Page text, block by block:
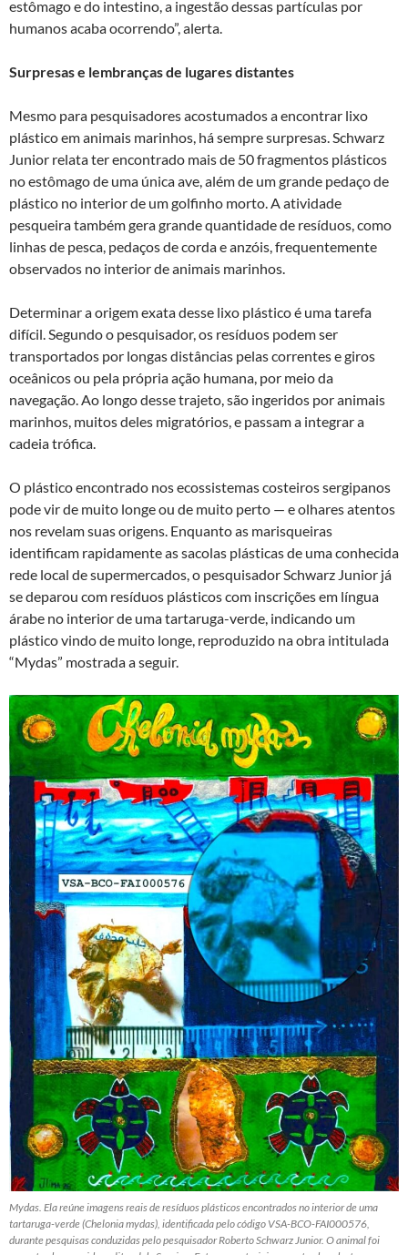
estômago e do intestino, a ingestão dessas partículas por
humanos acaba ocorrendo”, alerta.
Surpresas e lembranças de lugares distantes
Mesmo para pesquisadores acostumados a encontrar lixo
plástico em animais marinhos, há sempre surpresas. Schwarz
Junior relata ter encontrado mais de 50 fragmentos plásticos
no estômago de uma única ave, além de um grande pedaço de
plástico no interior de um golfinho morto. A atividade
pesqueira também gera grande quantidade de resíduos, como
linhas de pesca, pedaços de corda e anzóis, frequentemente
observados no interior de animais marinhos.
Determinar a origem exata desse lixo plástico é uma tarefa
difícil. Segundo o pesquisador, os resíduos podem ser
transportados por longas distâncias pelas correntes e giros
oceânicos ou pela própria ação humana, por meio da
navegação. Ao longo desse trajeto, são ingeridos por animais
marinhos, muitos deles migratórios, e passam a integrar a
cadeia trófica.
O plástico encontrado nos ecossistemas costeiros sergipanos
pode vir de muito longe ou de muito perto — e olhares atentos
nos revelam suas origens. Enquanto as marisqueiras
identificam rapidamente as sacolas plásticas de uma conhecida
rede local de supermercados, o pesquisador Schwarz Junior já
se deparou com resíduos plásticos com inscrições em língua
árabe no interior de uma tartaruga-verde, indicando um
plástico vindo de muito longe, reproduzido na obra intitulada
“Mydas” mostrada a seguir.
Mydas. Ela reúne imagens reais de resíduos plásticos encontrados no interior de uma
tartaruga-verde (Chelonia mydas), identificada pelo código VSA-BCO-FAI000576,
durante pesquisas conduzidas pelo pesquisador Roberto Schwarz Junior. O animal foi